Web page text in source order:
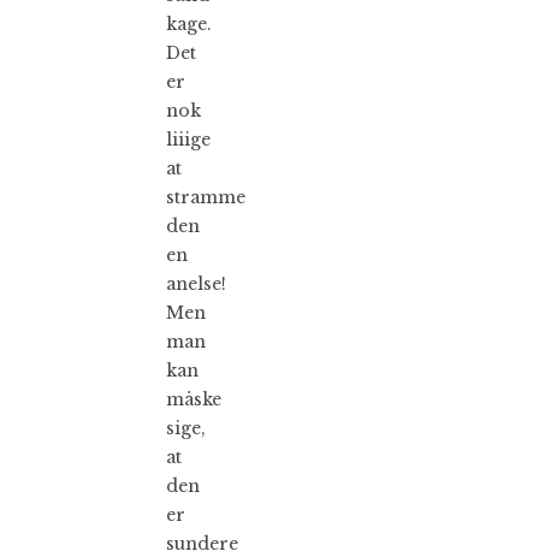
kage.
Det
er
nok
liiige
at
stramme
den
en
anelse!
Men
man
kan
måske
sige,
at
den
er
sundere